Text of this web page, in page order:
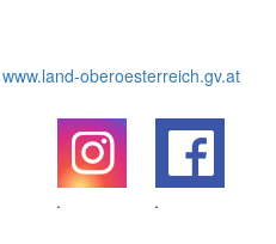
www.land-oberoesterreich.gv.at
.
.